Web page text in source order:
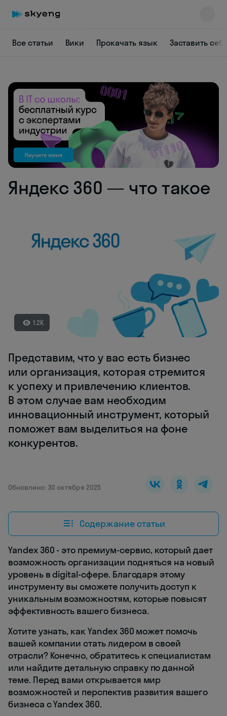
Все статьи Вики Прокачать язык Заставить
Яндекс 360 — что такое
1.2K
Представим, что у вас есть бизнес
или организация, которая стремится
к успеху и привлечению клиентов.
В этом случае вам необходим
инновационный инструмент, который
поможет вам выделиться на фоне
конкурентов.
Обновлено: 30 октября 2025
Содержание статьи
Yandex 360 - это премиум-сервис, который дает
возможность организации подняться на новый
уровень в digital-сфере. Благодаря этому
инструменту вы сможете получить доступ к
уникальным возможностям, которые повысят
эффективность вашего бизнеса.
Хотите узнать, как Yandex 360 может помочь
вашей компании стать лидером в своей
отрасли? Конечно, обратитесь к специалистам
или найдите детальную справку по данной
теме. Перед вами открывается мир
возможностей и перспектив развития вашего
бизнеса с Yandex 360.
Skyeng Chat
online